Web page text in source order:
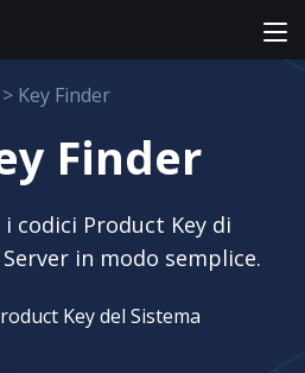
> Key Finder
Finder
codici Product Key di
in modo semplice.
Key del Sistema